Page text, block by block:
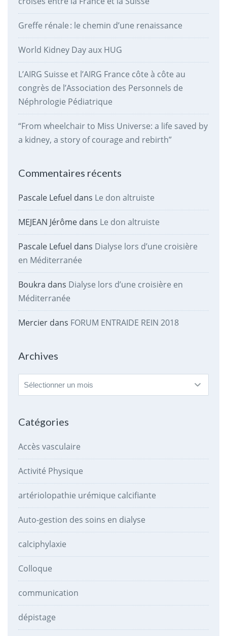
Greffe rénale : le chemin d’une renaissance
World Kidney Day aux HUG
L’AIRG Suisse et l’AIRG France côte à côte au
congrès de l’Association des Personnels de
Néphrologie Pédiatrique
“From wheelchair to Miss Universe: a life saved by
a kidney, a story of courage and rebirth”
Commentaires récents
Pascale Lefuel dans Le don altruiste
MEJEAN Jérômedans Le don altruiste
Pascale Lefuel dans Dialyse lors d’une croisière
en Méditerranée
Boukra dans Dialyse lors d’une croisière en
Méditerranée
Mercierdans FORUM ENTRAIDE REIN 2018
Archives
Archives
Catégories
Accès vasculaire
Activité Physique
artériolopathie urémique calcifiante
Auto-gestion des soins en dialyse
calciphylaxie
Colloque
communication
dépistage